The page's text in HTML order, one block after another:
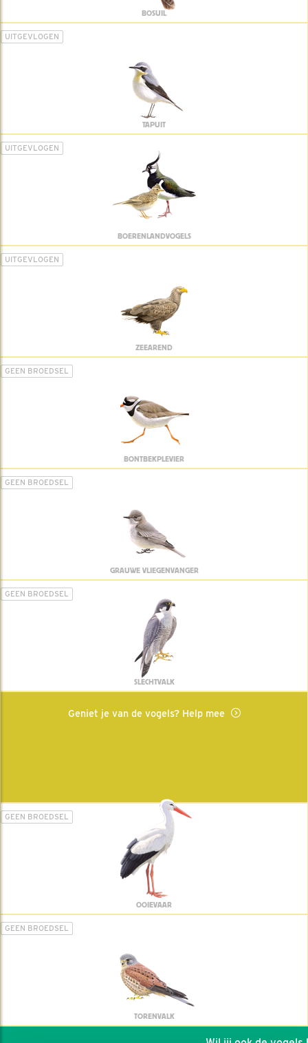
BOSUIL
UITGEVLOGEN
TAPUIT
UITGEVLOGEN
BOERENLANDVOGELS
UITGEVLOGEN
ZEEAREND
GEEN BROEDSEL
BONTBEKPLEVIER
GEEN BROEDSEL
GRAUWE VLIEGENVANGER
GEEN BROEDSEL
SLECHTVALK
Geniet je van de vogels? Help mee
GEEN BROEDSEL
OOIEVAAR
GEEN BROEDSEL
TORENVALK